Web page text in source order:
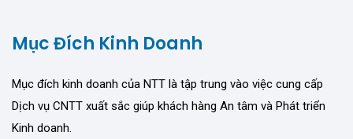
Mục Đích Kinh Doanh
Mục đích kinh doanh của NTT là tập trung vào việc cung cấp
Dịch vụ CNTT xuất sắc giúp khách hàng An tâm và Phát triển
Kinh doanh.